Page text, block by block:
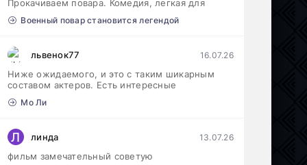
Прокачиваем повара. Комедия, легкая для
Военный повар становится легендой
львенок77 16.07.26
Ниже ожидаемого, и это с таким шикарным
составом актеров. Есть интересные
Мо Ли
Л линда 13.07.26
фильм замечательный советую